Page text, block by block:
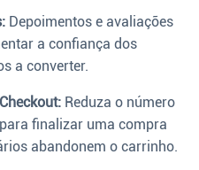
Depoimentos e avaliações
a confiança dos
a converter.
Reduza o número
finalizar uma compra
abandonem o carrinho.